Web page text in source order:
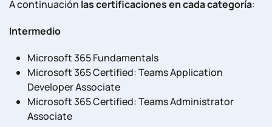
A continuación las certificaciones en cada categoría:
Intermedio
Microsoft 365 Fundamentals
Microsoft 365 Certified: Teams Application
Developer Associate
Microsoft 365 Certified: Teams Administrator
Associate